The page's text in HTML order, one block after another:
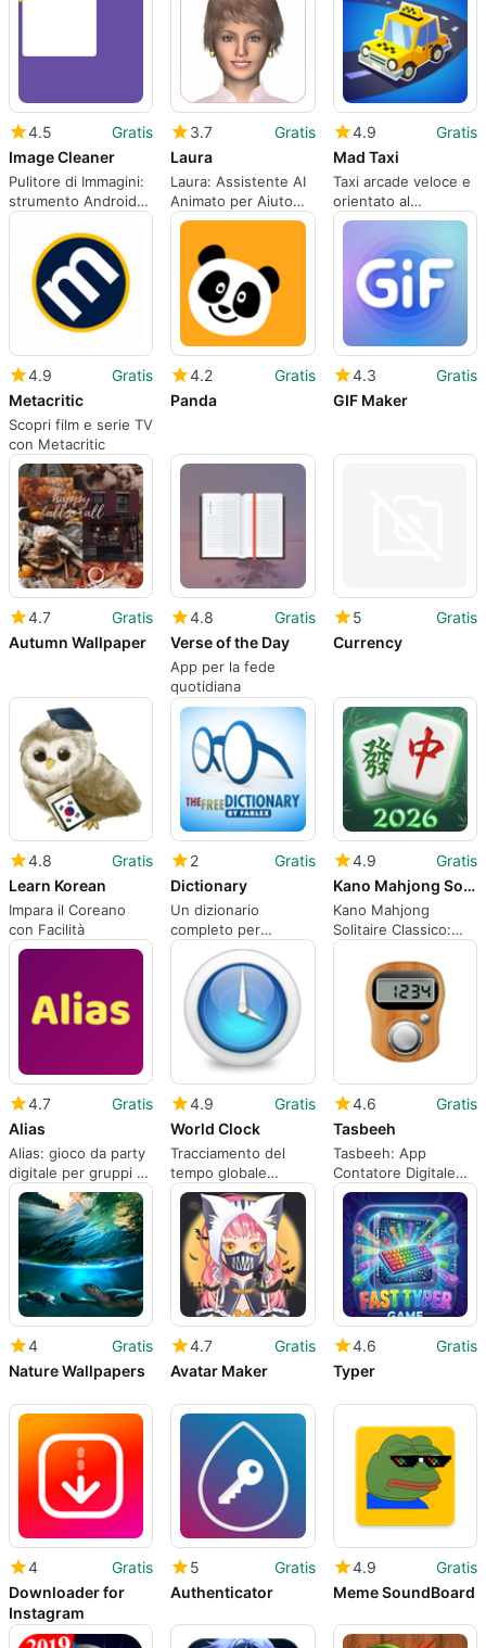
mobili
4.5
Gratis
Image Cleaner
Pulitore di Immagini:
strumento Android
per potare foto
duplicate e simili
3.7
Gratis
Laura
Laura: Assistente AI
Animato per Aiuto
Conversazionale su
4.9
Gratis
Mad Taxi
Taxi arcade veloce e
orientato al
punteggio, costruito
per brevi sessioni
mobili
4.9
Gratis
Metacritic
Scopri film e serie TV
con Metacritic
4.2
Gratis
Panda
4.3
Gratis
GIF Maker
4.7
Gratis
Autumn Wallpaper
4.8
Gratis
Verse of the Day
App per la fede
quotidiana
5
Gratis
Currency
4.8
Gratis
Learn Korean
Impara il Coreano
con Facilità
2
Gratis
Dictionary
Un dizionario
completo per
Android
4.9
Gratis
Kano Mahjong Solitaire Classic
Kano Mahjong
Solitaire Classico:
Mahjong Semplice
per Android
4.7
Gratis
Alias
Alias: gioco da party
digitale per gruppi su
dispositivi Android
4.9
Gratis
World Clock
Tracciamento del
tempo globale
semplice e affidabile
per gli utenti Android
4.6
Gratis
Tasbeeh
Tasbeeh: App
Contatore Digitale
per Dhikr Giornaliero
e Compiti Ripetitivi
4
Gratis
Nature Wallpapers
4.7
Gratis
Avatar Maker
4.6
Gratis
Typer
4
Gratis
Downloader for
Instagram
5
Gratis
Authenticator
4.9
Gratis
Meme SoundBoard